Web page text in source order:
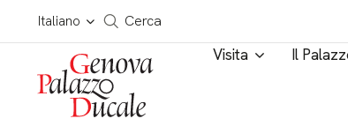
Salta al contenuto
Italiano
Cerca in tutto il sito
Cerca
Visita Il